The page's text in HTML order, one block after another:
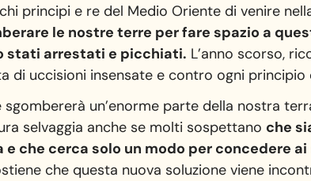
principi e re del Medio Oriente di venire
le nostre terre per fare spazio a
stati arrestati e picchiati. L’anno scorso,
di uccisioni insensate e contro ogni
un’enorme parte della nostra
selvaggia anche se molti sospettano che
che cerca solo un modo per concedere
che questa nuova soluzione viene